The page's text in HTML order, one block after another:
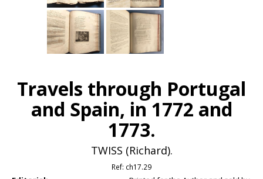
Travels through Portugal
and Spain, in 1772 and
1773.
TWISS (Richard).
Ref: ch17.29